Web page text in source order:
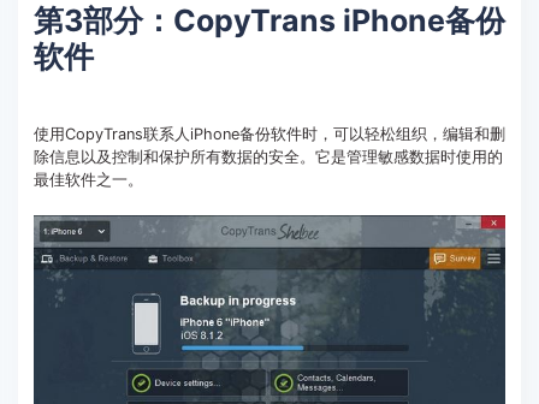
第3部分：CopyTrans iPhone备份
软件
使用CopyTrans联系人iPhone备份软件时，可以轻松组织，编辑和删
除信息以及控制和保护所有数据的安全。它是管理敏感数据时使用的
最佳软件之一。